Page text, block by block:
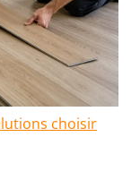
choisir